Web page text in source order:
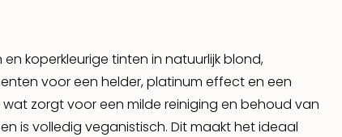
koperkleurige tinten in natuurlijk blond,
voor een helder, platinum effect en een
wat zorgt voor een milde reiniging en behoud van
is volledig veganistisch. Dit maakt het ideaal